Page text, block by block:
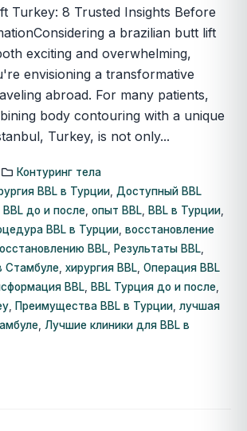
Turkey: 8 Trusted Insights Before
a brazilian butt lift
exciting and overwhelming,
envisioning a transformative
abroad. For many patients,
body contouring with a unique
Turkey, is not only...
Контуринг тела
BBL в Турции, Доступный BBL
BBL до и после опыт BBL BBL в Турции
BBL в Турции восстановление
BBL Результаты BBL
Стамбуле хирургия BBL Операция BBL
BBL BBL Турция до и после
Преимущества BBL в Турции лучшая
Лучшие клиники для BBL в